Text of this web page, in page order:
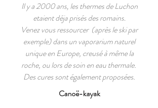
Il y a 2000 ans, les thermes de Luchon
etaient déja prisés des romains.
Venez vous ressourcer (après le ski par
exemple) dans un vaporarium naturel
unique en Europe, creusé à même la
roche, ou lors de soin en eau thermale.
Des cures sont également proposées.
Canoë-kayak